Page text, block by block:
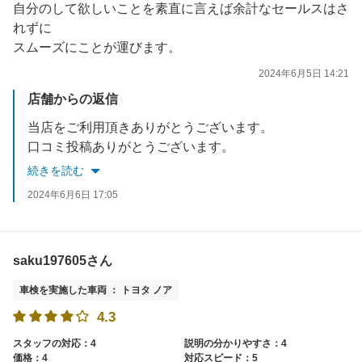
自分のして欲しいことを素直に言えば余計なセールスはさ
れずに
スムーズにことが運びます。
2024年6月5日 14:21
店舗からの返信
当店をご利用頂きありがとうございます。
口コミ投稿ありがとうございます。
お客様のご要望にお応えできるよう対応致します。
続きを読む
2024年6月6日 17:05
saku197605さん
車検を実施した車両 ： トヨタ ノア
4.3
スタッフの対応：4
説明の分かりやすさ：4
価格：4
対応スピード：5